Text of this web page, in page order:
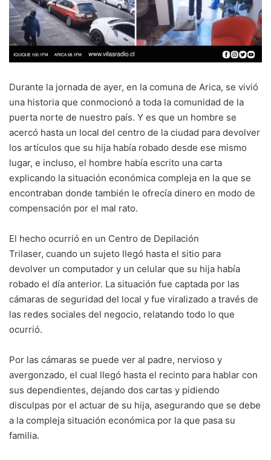
Durante la jornada de ayer, en la comuna de Arica, se vivió
una historia que conmocionó a toda la comunidad de la
puerta norte de nuestro país. Y es que un hombre se
acercó hasta un local del centro de la ciudad para devolver
los artículos que su hija había robado desde ese mismo
lugar, e incluso, el hombre había escrito una carta
explicando la situación económica compleja en la que se
encontraban donde también le ofrecía dinero en modo de
compensación por el mal rato.
El hecho ocurrió en un Centro de Depilación
Trilaser, cuando un sujeto llegó hasta el sitio para
devolver un computador y un celular que su hija había
robado el día anterior. La situación fue captada por las
cámaras de seguridad del local y fue viralizado a través de
las redes sociales del negocio, relatando todo lo que
ocurrió.
Por las cámaras se puede ver al padre, nervioso y
avergonzado, el cual llegó hasta el recinto para hablar con
sus dependientes, dejando dos cartas y pidiendo
disculpas por el actuar de su hija, asegurando que se debe
a la compleja situación económica por la que pasa su
familia.